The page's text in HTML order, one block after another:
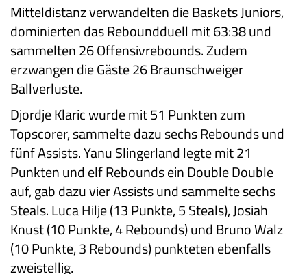
Mitteldistanz verwandelten die Baskets Juniors,
dominierten das Reboundduell mit 63:38 und
sammelten 26 Offensivrebounds. Zudem
erzwangen die Gäste 26 Braunschweiger
Ballverluste.
Djordje Klaric wurde mit 51 Punkten zum
Topscorer, sammelte dazu sechs Rebounds und
fünf Assists. Yanu Slingerland legte mit 21
Punkten und elf Rebounds ein Double Double
auf, gab dazu vier Assists und sammelte sechs
Steals. Luca Hilje (13 Punkte, 5 Steals), Josiah
Knust (10 Punkte, 4 Rebounds) und Bruno Walz
(10 Punkte, 3 Rebounds) punkteten ebenfalls
zweistellig.